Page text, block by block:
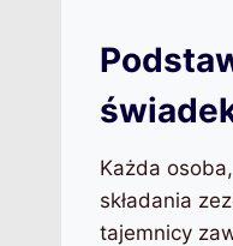
Każda
składania
tajemnicy